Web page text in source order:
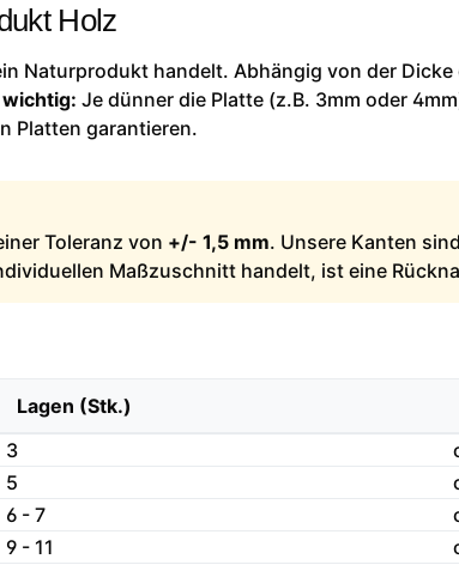
Holz
Naturprodukt handelt. Abhängig von der
Je dünner die Platte (z.B. 3mm oder
Platten garantieren.
Toleranz von +/- 1,5 mm. Unsere Kanten
Maßzuschnitt handelt, ist eine
Lagen (Stk.)
3
5
6 - 7
9 - 11